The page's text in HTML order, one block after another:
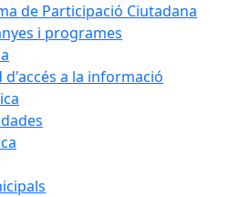
de Participació Ciutadana
i programes
d'accés a la informació